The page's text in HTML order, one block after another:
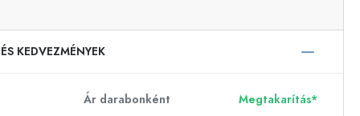
KEDVEZMÉNYEK
Ár darabonként
Megtakarítás*